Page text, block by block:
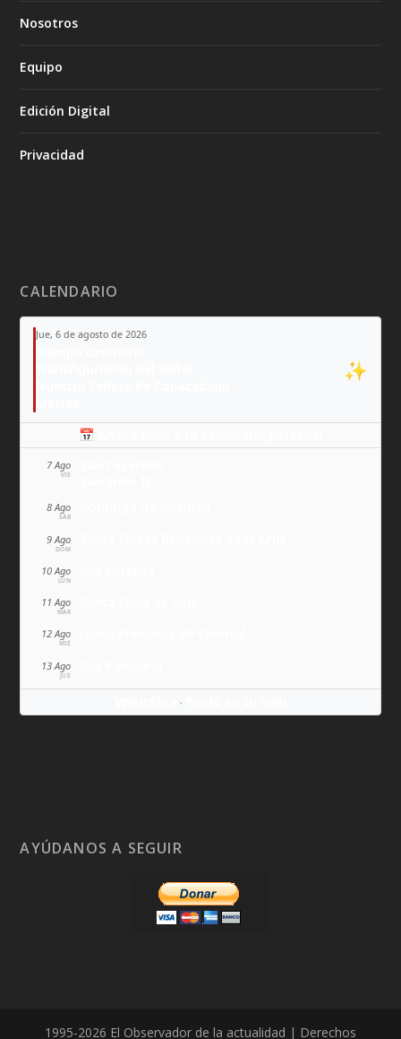
Nosotros
Equipo
Edición Digital
Privacidad
CALENDARIO
Jue, 6 de agosto de 2026
✨
📅 Añade todo a tu calendario personal
7 Ago
VIE
8 Ago
SÁB
9 Ago
DOM
10 Ago
LUN
11 Ago
MAR
12 Ago
MIÉ
13 Ago
JUE
·
AYÚDANOS A SEGUIR
1995-2026 El Observador de la actualidad | Derechos